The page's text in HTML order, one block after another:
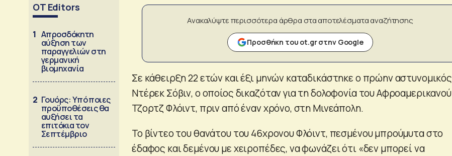
OT Editors
1 Απροσδόκητη
αύξηση των
παραγγελιών στη
γερμανική
βιομηχανία
2 Γουόρς: Υπό ποιες
προϋποθέσεις θα
αυξήσει τα
επιτόκια τον
Σεπτέμβριο
Ανακαλύψτε περισσότερα άρθρα στα αποτελέσματα αναζήτησης
Προσθήκη του ot.gr στην Google
Σε κάθειρξη 22 ετών και έξι μηνών καταδικάστηκε ο πρώην αστυνομικός
Ντέρεκ Σόβιν, ο οποίος δικαζόταν για τη δολοφονία του Αφροαμερικανού
Τζορτζ Φλόιντ, πριν από έναν χρόνο, στη Μινεάπολη.
Το βίντεο του θανάτου του 46χρονου Φλόιντ, πεσμένου μπρούμυτα στο
έδαφος και δεμένου με χειροπέδες, να φωνάζει ότι «δεν μπορεί να